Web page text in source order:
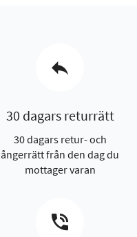
30 dagars returrätt
30 dagars retur- och
ångerrätt från den dag du
mottager varan